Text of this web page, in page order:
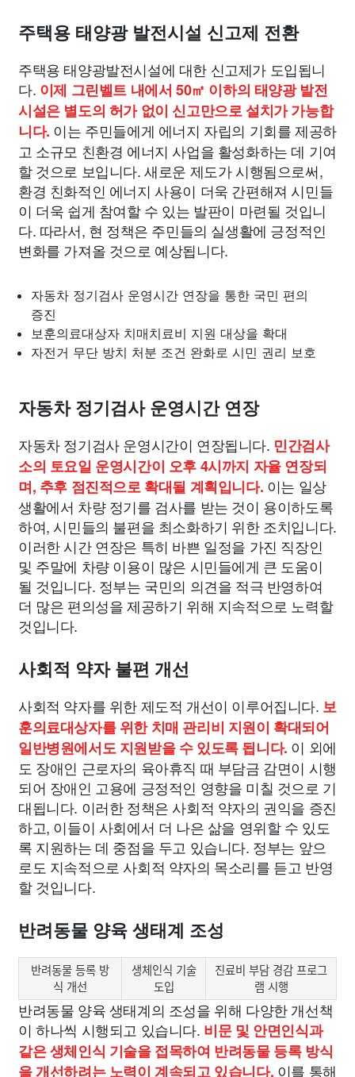
주택용 태양광 발전시설 신고제 전환
주택용 태양광발전시설에 대한 신고제가 도입됩니
다. 이제 그린벨트 내에서 50㎡ 이하의 태양광 발전
시설은 별도의 허가 없이 신고만으로 설치가 가능합
니다. 이는 주민들에게 에너지 자립의 기회를 제공하
고 소규모 친환경 에너지 사업을 활성화하는 데 기여
할 것으로 보입니다. 새로운 제도가 시행됨으로써,
환경 친화적인 에너지 사용이 더욱 간편해져 시민들
이 더욱 쉽게 참여할 수 있는 발판이 마련될 것입니
다. 따라서, 현 정책은 주민들의 실생활에 긍정적인
변화를 가져올 것으로 예상됩니다.
자동차 정기검사 운영시간 연장을 통한 국민 편의
증진
보훈의료대상자 치매치료비 지원 대상을 확대
자전거 무단 방치 처분 조건 완화로 시민 권리 보호
자동차 정기검사 운영시간 연장
자동차 정기검사 운영시간이 연장됩니다. 민간검사
소의 토요일 운영시간이 오후 4시까지 자율 연장되
며, 추후 점진적으로 확대될 계획입니다. 이는 일상
생활에서 차량 정기를 검사를 받는 것이 용이하도록
하여, 시민들의 불편을 최소화하기 위한 조치입니다.
이러한 시간 연장은 특히 바쁜 일정을 가진 직장인
및 주말에 차량 이용이 많은 시민들에게 큰 도움이
될 것입니다. 정부는 국민의 의견을 적극 반영하여
더 많은 편의성을 제공하기 위해 지속적으로 노력할
것입니다.
사회적 약자 불편 개선
사회적 약자를 위한 제도적 개선이 이루어집니다. 보
훈의료대상자를 위한 치매 관리비 지원이 확대되어
일반병원에서도 지원받을 수 있도록 됩니다. 이 외에
도 장애인 근로자의 육아휴직 때 부담금 감면이 시행
되어 장애인 고용에 긍정적인 영향을 미칠 것으로 기
대됩니다. 이러한 정책은 사회적 약자의 권익을 증진
하고, 이들이 사회에서 더 나은 삶을 영위할 수 있도
록 지원하는 데 중점을 두고 있습니다. 정부는 앞으
로도 지속적으로 사회적 약자의 목소리를 듣고 반영
할 것입니다.
반려동물 양육 생태계 조성
반려동물 등록 방
식 개선
생체인식 기술
도입
진료비 부담 경감 프로그
램 시행
반려동물 양육 생태계의 조성을 위해 다양한 개선책
이 하나씩 시행되고 있습니다. 비문 및 안면인식과
같은 생체인식 기술을 접목하여 반려동물 등록 방식
을 개선하려는 노력이 계속되고 있습니다. 이를 통해